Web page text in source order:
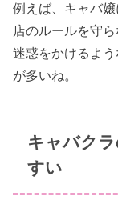
例えば、キャバ
店のルールを守
迷惑をかけるよ
が多いね。
キャバク
すい